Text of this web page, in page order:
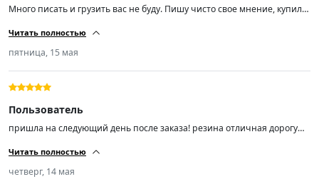
Много писать и грузить вас не буду. Пишу чисто свое мнение, купил
прогадал! Размер шин 225/55/ R18, отбалсировались хорошо. Мягкие
шум незначительный (средний). Советую пока цены не кусаются,
спрос вырастает и цены тоже.
Читать полностью
пятница, 15 мая
Пользователь
пришла на следующий день после заказа! резина отличная дорогу
сказал резина шикарная! поставил на Лифан смайл ! я доволен!
продавцу респект!)))!!!!!!!
Читать полностью
четверг, 14 мая